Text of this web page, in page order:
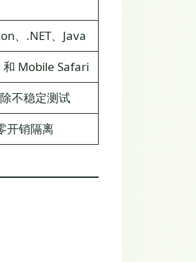
、.NET、Java
Mobile Safari
不稳定测试
开销隔离